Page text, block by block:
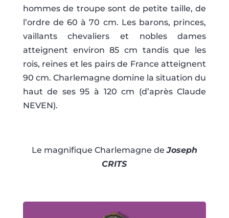
hommes de troupe sont de petite taille, de
l’ordre de 60 à 70 cm. Les barons, princes,
vaillants chevaliers et nobles dames
atteignent environ 85 cm tandis que les
rois, reines et les pairs de France atteignent
90 cm. Charlemagne domine la situation du
haut de ses 95 à 120 cm (d’après Claude
NEVEN).
Le magnifique Charlemagne deJoseph
CRITS